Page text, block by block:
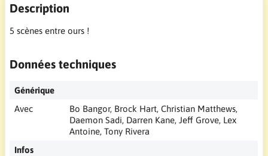
Description
5 scènes entre ours !
Données techniques
Générique
Avec
Bo Bangor, Brock Hart, Christian Matthews,
Daemon Sadi, Darren Kane, Jeff Grove, Lex
Antoine, Tony Rivera
Infos